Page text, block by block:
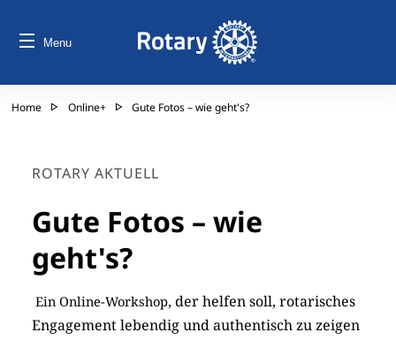
Menu
Home Online+ Gute Fotos – wie geht's?
ROTARY AKTUELL
Gute Fotos – wie
geht's?
Ein Online-Workshop, der helfen soll, rotarisches
Engagement lebendig und authentisch zu zeigen